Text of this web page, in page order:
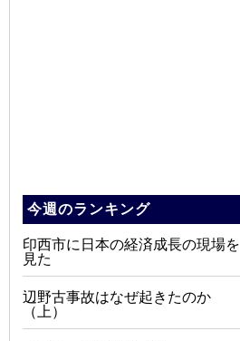
今週のランキング
印西市に日本の経済成長の現場を
見た
辺野古事故はなぜ起きたのか
（上）